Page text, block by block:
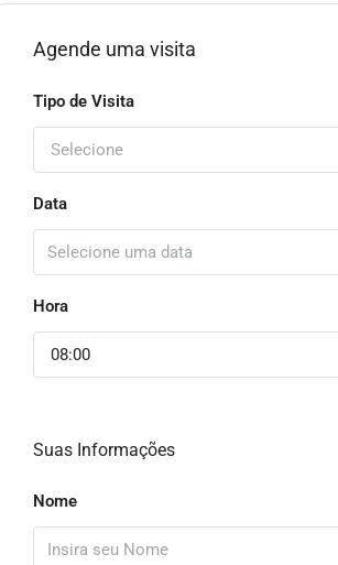
Agende uma visita
Tipo de Visita
Selecione
Data
Hora
08:00
Suas Informações
Nome